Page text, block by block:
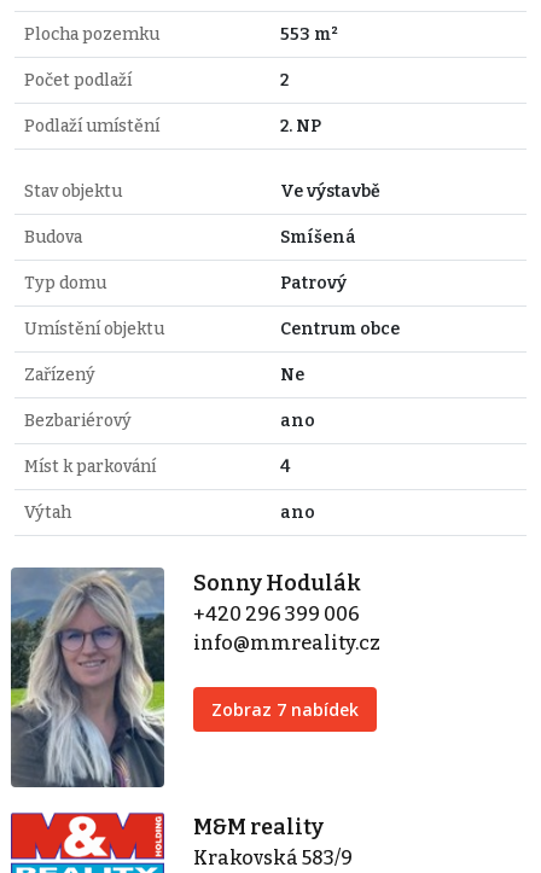
Plocha pozemku 553 m²
Počet podlaží 2
Podlaží umístění 2. NP
Stav objektu Ve výstavbě
Budova Smíšená
Typ domu Patrový
Umístění objektu Centrum obce
Zařízený Ne
Bezbariérový ano
Míst k parkování 4
Výtah ano
Sonny Hodulák
+420 296 399 006
info@mmreality.cz
Zobraz 7 nabídek
M&M reality
Krakovská 583/9